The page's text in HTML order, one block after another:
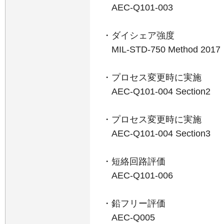
AEC-Q101-003
・ダイシェア強度
MIL-STD-750 Method 2017
・プロセス変更時に実施
AEC-Q101-004 Section2
・プロセス変更時に実施
AEC-Q101-004 Section3
・短絡回路評価
AEC-Q101-006
・鉛フリー評価
AEC-Q005